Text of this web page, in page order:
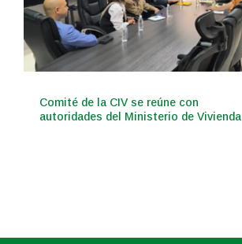
Comité de la CIV se reúne con
autoridades del Ministerio de Vivienda